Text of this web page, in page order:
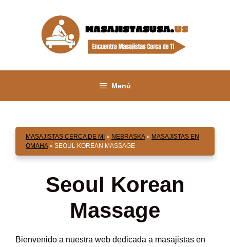
Menú
MASAJISTAS CERCA DE MI » NEBRASKA» MASAJISTAS EN
OMAHA» SEOUL KOREAN MASSAGE
Seoul Korean
Massage
Bienvenido a nuestra web dedicada a masajistas en